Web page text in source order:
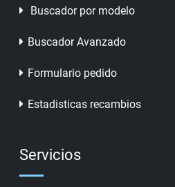
Buscador por modelo
Buscador Avanzado
Formulario pedido
Estadisticas recambios
Servicios